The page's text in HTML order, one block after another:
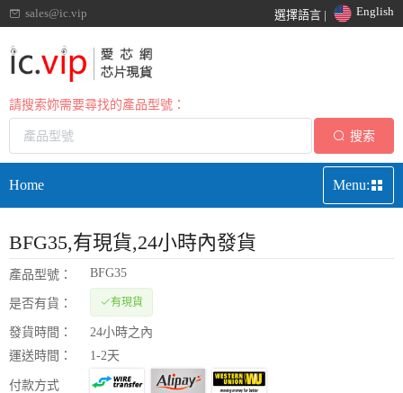
sales@ic.vip 選擇語言 | English
請搜索妳需要尋找的產品型號：
搜索
Home Menu:
BFG35,有現貨,24小時內發貨
產品型號： BFG35
是否有貨： 有現貨
發貨時間：
24小時之內
運送時間：
1-2天
付款方式